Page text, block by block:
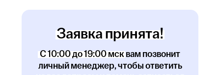
Заявка принята!
С 10:00 до 19:00 мск вам позвонит
личный менеджер, чтобы ответить